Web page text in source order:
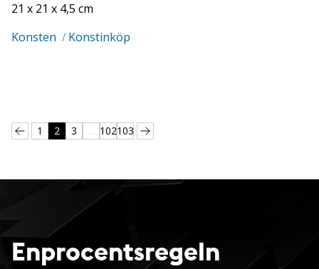
21 x 21 x 4,5 cm
Konsten / Konstinköp
1 2 3 ... 102103
Enprocentsregeln